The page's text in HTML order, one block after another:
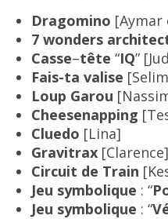
Dragomino [Aymar
7 wonders
Casse–tête “IQ”
Fais-ta valise
Loup Garou
Cheesenapping
Cluedo [Lina]
Gravitrax [Clarence]
Circuit de Train
Jeu symbolique : “
Jeu symbolique : “